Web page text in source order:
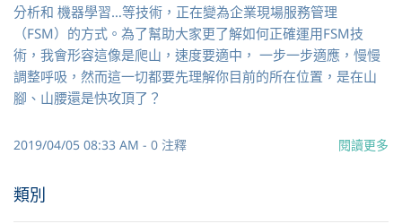
分析和 機器學習…等技術，正在變為企業現場服務管理
（FSM）的方式。為了幫助大家更了解如何正確運用FSM技
術，我會形容這像是爬山，速度要適中， 一步一步適應，慢慢
調整呼吸，然而這一切都要先理解你目前的所在位置，是在山
腳、山腰還是快攻頂了？
2019/04/05 08:33 AM - 0 注釋 閱讀更多
類別